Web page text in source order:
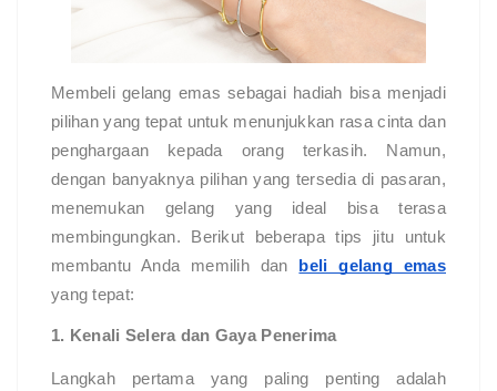
Membeli gelang emas sebagai hadiah bisa menjadi
pilihan yang tepat untuk menunjukkan rasa cinta dan
penghargaan kepada orang terkasih. Namun,
dengan banyaknya pilihan yang tersedia di pasaran,
menemukan gelang yang ideal bisa terasa
membingungkan. Berikut beberapa tips jitu untuk
membantu Anda memilih dan
beli gelang emas
yang tepat:
1. Kenali Selera dan Gaya Penerima
Langkah pertama yang paling penting adalah